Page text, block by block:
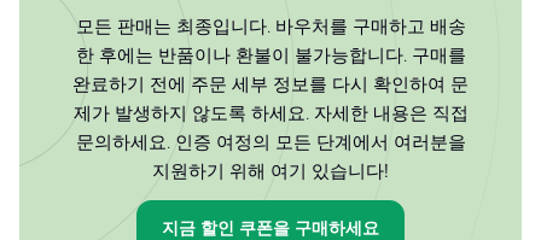
모든 판매는 최종입니다. 바우처를 구매하고 배송
한 후에는 반품이나 환불이 불가능합니다. 구매를
완료하기 전에 주문 세부 정보를 다시 확인하여 문
제가 발생하지 않도록 하세요. 자세한 내용은 직접
문의하세요. 인증 여정의 모든 단계에서 여러분을
지원하기 위해 여기 있습니다!
지금 할인 쿠폰을 구매하세요